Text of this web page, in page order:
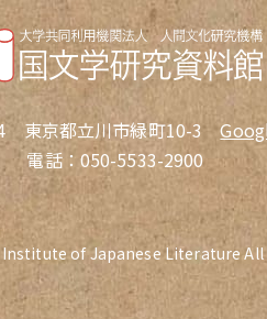
東京都立川市緑町10-3
電話：050-5533-2900
of Japanese Literature All